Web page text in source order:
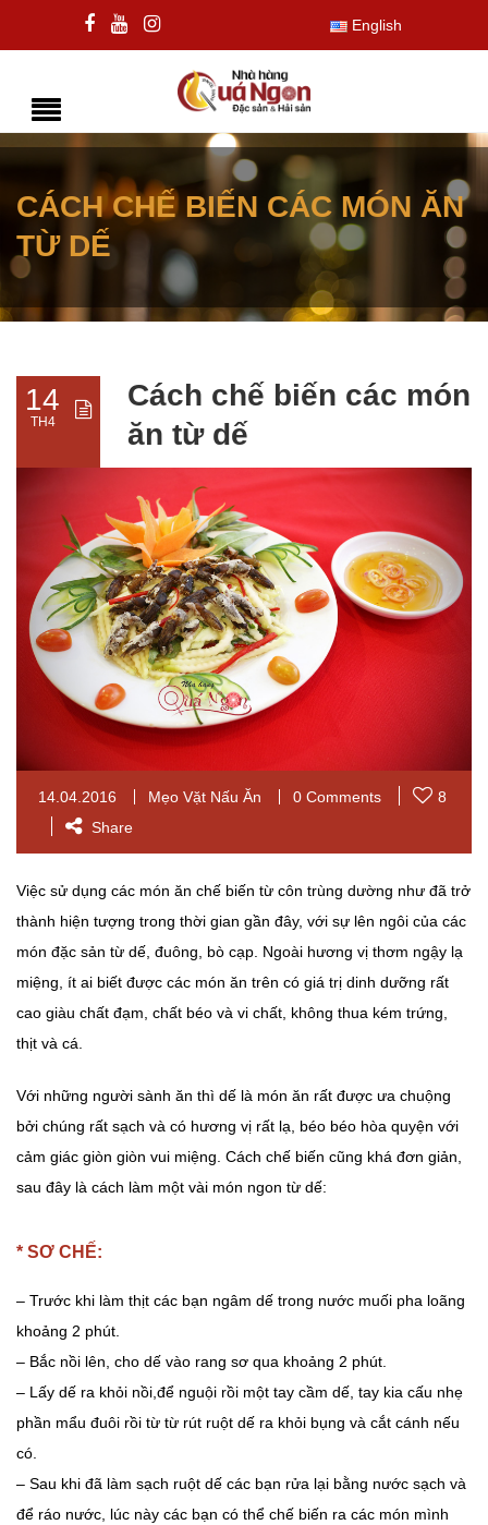
English
CÁCH CHẾ BIẾN CÁC MÓN ĂN
TỪ DẾ
14
TH4
Cách chế biến các món
ăn từ dế
14.04.2016 Mẹo Vặt Nấu Ăn 0 Comments
8
Share
Việc sử dụng các món ăn chế biến từ côn trùng dường như đã trở
thành hiện tượng trong thời gian gần đây, với sự lên ngôi của các
món đặc sản từ dế, đuông, bò cạp. Ngoài hương vị thơm ngậy lạ
miệng, ít ai biết được các món ăn trên có giá trị dinh dưỡng rất
cao giàu chất đạm, chất béo và vi chất, không thua kém trứng,
thịt và cá.
Với những người sành ăn thì dế là món ăn rất được ưa chuộng
bởi chúng rất sạch và có hương vị rất lạ, béo béo hòa quyện với
cảm giác giòn giòn vui miệng. Cách chế biến cũng khá đơn giản,
sau đây là cách làm một vài món ngon từ dế:
* SƠ CHẾ:
– Trước khi làm thịt các bạn ngâm dế trong nước muối pha loãng
khoảng 2 phút.
– Bắc nồi lên, cho dế vào rang sơ qua khoảng 2 phút.
– Lấy dế ra khỏi nồi,để nguội rồi một tay cầm dế, tay kia cấu nhẹ
phần mẩu đuôi rồi từ từ rút ruột dế ra khỏi bụng và cắt cánh nếu
có.
– Sau khi đã làm sạch ruột dế các bạn rửa lại bằng nước sạch và
để ráo nước, lúc này các bạn có thể chế biến ra các món mình